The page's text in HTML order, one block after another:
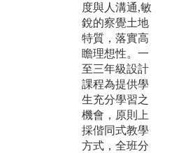
度與人溝通,敏
銳的察覺土地
特質，落實高
瞻理想性。一
至三年級設計
課程為提供學
生充分學習之
機會，原則上
採偕同式教學
方式，全班分